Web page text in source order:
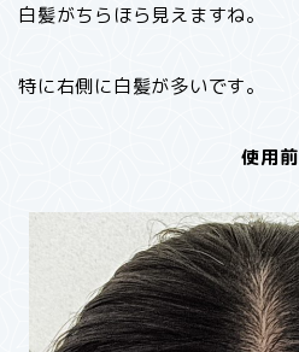
白髪がちらほら見えますね。
特に右側に白髪が多いです。
使用前